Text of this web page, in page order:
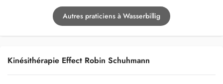
Autres praticiens à Wasserbillig
Kinésithérapie Effect Robin Schuhmann